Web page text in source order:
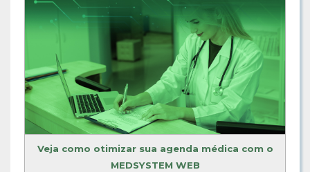
Veja como otimizar sua agenda médica com o
MEDSYSTEM WEB